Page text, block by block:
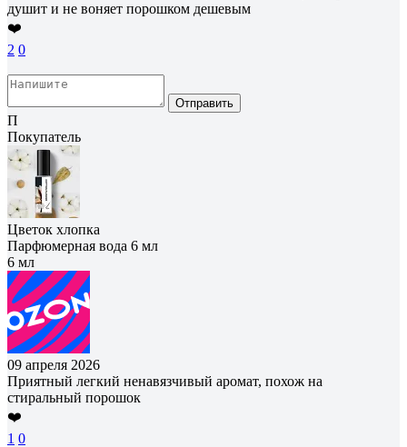
душит и не воняет порошком дешевым
❤️
2 0
Отправить
П
Покупатель
Цветок хлопка
Парфюмерная вода 6 мл
6 мл
09 апреля 2026
Приятный легкий ненавязчивый аромат, похож на
стиральный порошок
❤️
1 0